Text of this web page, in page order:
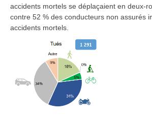
accidents mortels se déplaçaient en deux-
contre 52 % des conducteurs non assurés
accidents mortels.